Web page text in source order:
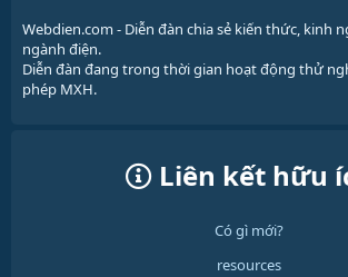
Webdien.com - Diễn đàn chia sẻ kiến thức, kinh
ngành điện.
Diễn đàn đang trong thời gian hoạt động thử
phép MXH.
Liên kết hữu
Có gì mới?
resources